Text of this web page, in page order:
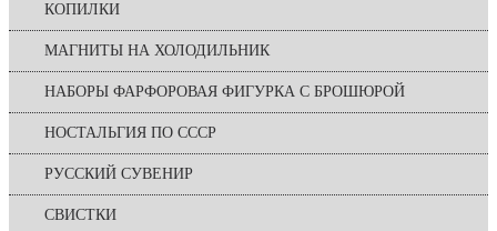
КОПИЛКИ
МАГНИТЫ НА ХОЛОДИЛЬНИК
НАБОРЫ ФАРФОРОВАЯ ФИГУРКА С БРОШЮРОЙ
НОСТАЛЬГИЯ ПО СССР
РУССКИЙ СУВЕНИР
СВИСТКИ